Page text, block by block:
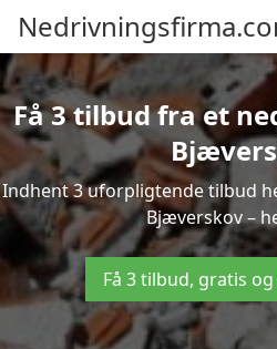
Få 3 tilbud fra et
Indhent 3 uforpligtende tilbud
Bjæverskov –
Få 3 tilbud, gratis